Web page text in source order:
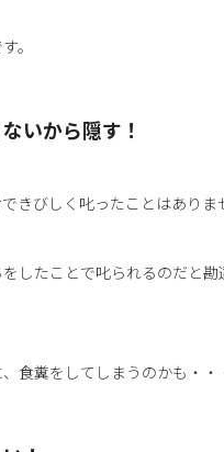
。
いから隠す！
きびしく叱ったことはありま
したことで叱られるのだと勘
食糞をしてしまうのかも・・